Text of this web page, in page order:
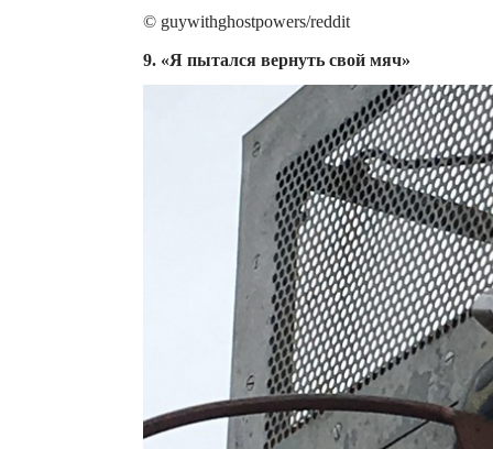
© guywithghostpowers/reddit
9. «Я пытался вернуть свой мяч»